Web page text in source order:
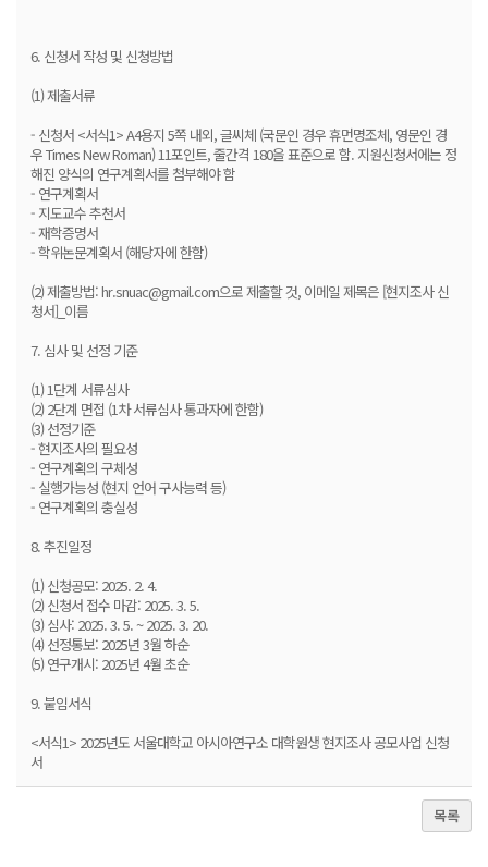
6. 신청서 작성 및 신청방법
(1) 제출서류
- 신청서 <서식1> A4용지 5쪽 내외, 글씨체 (국문인 경우 휴먼명조체, 영문인 경
우 Times New Roman) 11포인트, 줄간격 180을 표준으로 함. 지원신청서에는 정
해진 양식의 연구계획서를 첨부해야 함
- 연구계획서
- 지도교수 추천서
- 재학증명서
- 학위논문계획서 (해당자에 한함)
(2) 제출방법: hr.snuac@gmail.com으로 제출할 것, 이메일 제목은 [현지조사 신
청서]_이름
7. 심사 및 선정 기준
(1) 1단계 서류심사
(2) 2단계 면접 (1차 서류심사 통과자에 한함)
(3) 선정기준
- 현지조사의 필요성
- 연구계획의 구체성
- 실행가능성 (현지 언어 구사능력 등)
- 연구계획의 충실성
8. 추진일정
(1) 신청공모: 2025. 2. 4.
(2) 신청서 접수 마감: 2025. 3. 5.
(3) 심사: 2025. 3. 5. ~ 2025. 3. 20.
(4) 선정통보: 2025년 3월 하순
(5) 연구개시: 2025년 4월 초순
9. 붙임서식
<서식1> 2025년도 서울대학교 아시아연구소 대학원생 현지조사 공모사업 신청
서
목록